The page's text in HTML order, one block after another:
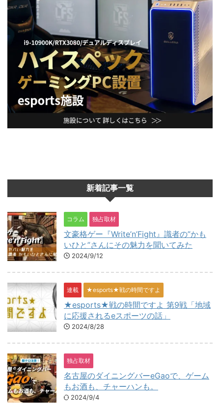
新着記事一覧
コラム 独占取材
文豪格ゲー『Write’n’Fight』識者の”かも
いひと”さんにその魅力を聞いてみた
2024/9/12
連載 ★esports★戦の時間ですよ
★esports★戦の時間ですよ 第9戦「地域
に応援されるeスポーツの話」
2024/8/28
独占取材
名古屋のダイニングバーeGaoで、ゲーム
もお酒も、チャーハンも。
2024/9/4